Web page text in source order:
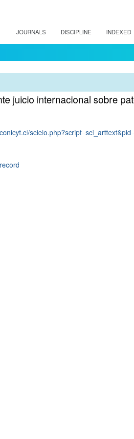
JOURNALS DISCIPLINE INDEXED
juicio internacional sobre